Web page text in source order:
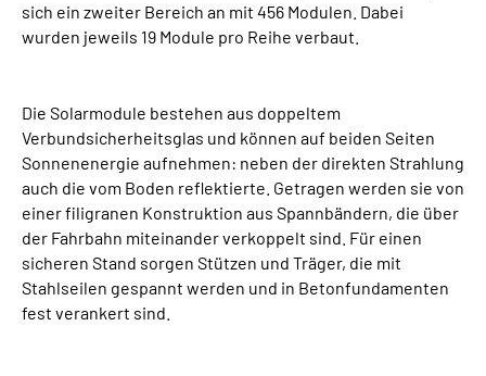
sich ein zweiter Bereich an mit 456 Modulen. Dabei
wurden jeweils 19 Module pro Reihe verbaut.
Die Solarmodule bestehen aus doppeltem
Verbundsicherheitsglas und können auf beiden Seiten
Sonnenenergie aufnehmen: neben der direkten Strahlung
auch die vom Boden reflektierte. Getragen werden sie von
einer filigranen Konstruktion aus Spannbändern, die über
der Fahrbahn miteinander verkoppelt sind. Für einen
sicheren Stand sorgen Stützen und Träger, die mit
Stahlseilen gespannt werden und in Betonfundamenten
fest verankert sind.